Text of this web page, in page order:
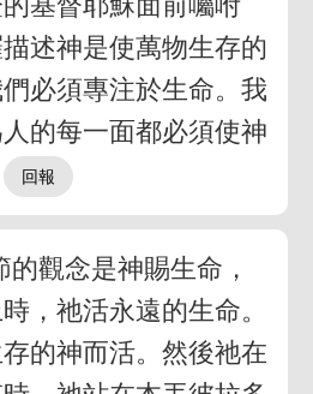
述神是使萬物生存的
必須專注於生命。我
的每一面都必須使神
觀念是神賜生命，
，祂活永遠的生命。
的神而活。然後祂在